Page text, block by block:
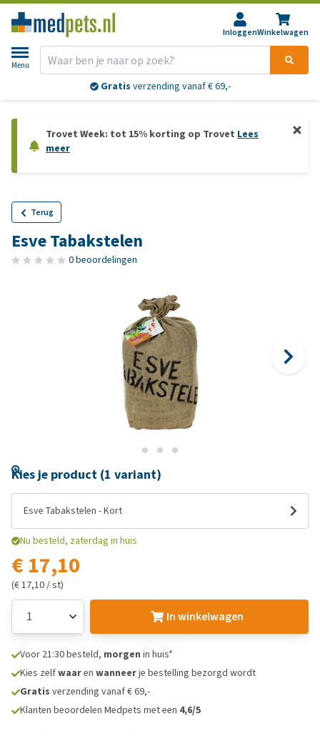
InloggenWinkelwagen
Menu
Gratis verzending vanaf € 69,-
Trovet Week: tot 15% korting op Trovet Lees
meer
Terug
Esve Tabakstelen
0 beoordelingen
Kies je product (1 variant)
Esve Tabakstelen - Kort
Nu besteld, zaterdag in huis
€ 17,10
(€ 17,10 / st)
In winkelwagen
Voor 21:30 besteld, morgen in huis*
Kies zelfwaaren wanneerje bestelling bezorgd wordt
Gratis verzending vanaf € 69,-
Klanten beoordelen Medpets met een 4,6/5